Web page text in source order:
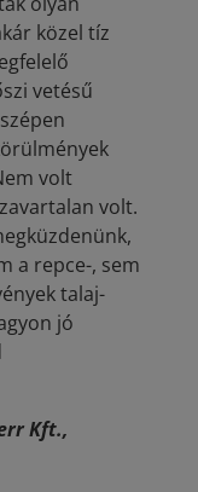
közel tíz
vetésű
volt
volt.
a repce-, sem
talaj-
jó
Kft.,